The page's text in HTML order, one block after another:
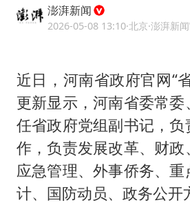
澎湃新闻
2026-05-08 13:10·北京·澎湃新
近日，河南省政府官网“
更新显示，河南省委常
任省政府党组副书记，
作，负责发展改革、财政
应急管理、外事侨务、
计、国防动员、政务公开